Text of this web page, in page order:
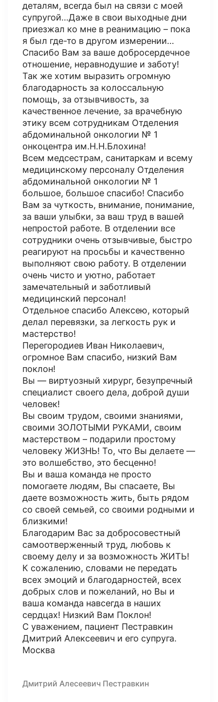
деталям, всегда был на связи с моей
супругой…Даже в свои выходные дни
приезжал ко мне в реанимацию – пока
я был где-то в другом измерении…
Спасибо Вам за ваше добросердечное
отношение, неравнодушие и заботу!
Так же хотим выразить огромную
благодарность за колоссальную
помощь, за отзывчивость, за
качественное лечение, за врачебную
этику всем сотрудникам Отделения
абдоминальной онкологии № 1
онкоцентра им.Н.Н.Блохина!
Всем медсестрам, санитаркам и всему
медицинскому персоналу Отделения
абдоминальной онкологии № 1
большое, большое спасибо! Спасибо
Вам за чуткость, внимание, понимание,
за ваши улыбки, за ваш труд в вашей
непростой работе. В отделении все
сотрудники очень отзывчивые, быстро
реагируют на просьбы и качественно
выполняют свою работу. В отделении
очень чисто и уютно, работает
замечательный и заботливый
медицинский персонал!
Отдельное спасибо Алексею, который
делал перевязки, за легкость рук и
мастерство!
Перегородиев Иван Николаевич,
огромное Вам спасибо, низкий Вам
поклон!
Вы — виртуозный хирург, безупречный
специалист своего дела, доброй души
человек!
Вы своим трудом, своими знаниями,
своими ЗОЛОТЫМИ РУКАМИ, своим
мастерством – подарили простому
человеку ЖИЗНЬ! То, что Вы делаете —
это волшебство, это бесценно!
Вы и ваша команда не просто
помогаете людям, Вы спасаете, Вы
даете возможность жить, быть рядом
со своей семьей, со своими родными и
близкими!
Благодарим Вас за добросовестный
самоотверженный труд, любовь к
своему делу и за возможность ЖИТЬ!
К сожалению, словами не передать
всех эмоций и благодарностей, всех
добрых слов и пожеланий, но Вы и
ваша команда навсегда в наших
сердцах! Низкий Вам Поклон!
С уважением, пациент Пестравкин
Дмитрий Алексеевич и его супруга.
Москва
Дмитрий Алесеевич Пестравкин